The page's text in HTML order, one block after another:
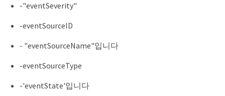
-"eventSeverity"
-eventSourceID
- "eventSourceName"입니다
-eventSourceType
-'eventState'입니다